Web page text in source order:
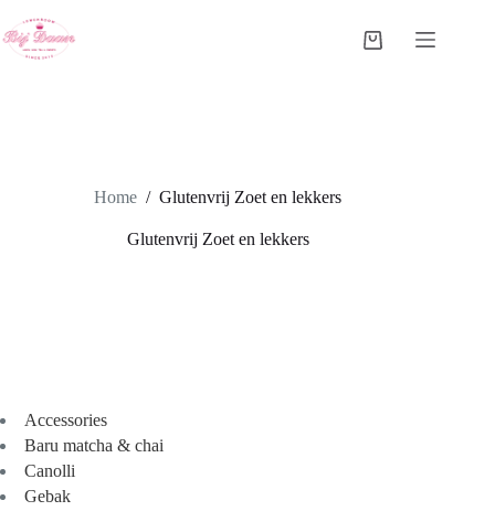
naar
de
Winkelwagen
Home / Glutenvrij Zoet en lekkers
Glutenvrij Zoet en lekkers
Accessories
Baru matcha & chai
Canolli
Gebak